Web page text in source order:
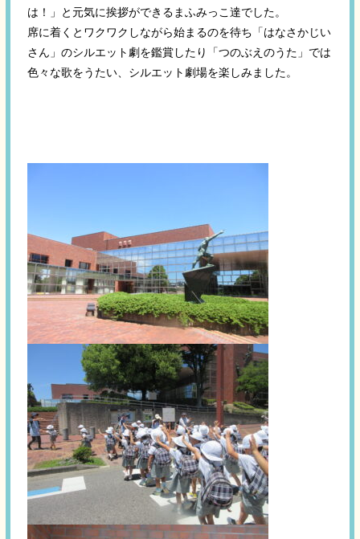
は！」と元気に挨拶ができるまふみっこ達でした。
席に着くとワクワクしながら始まるのを待ち「はなさかじい
さん」のシルエット劇を鑑賞したり「つのぶえのうた」では
色々な歌をうたい、シルエット劇場を楽しみました。